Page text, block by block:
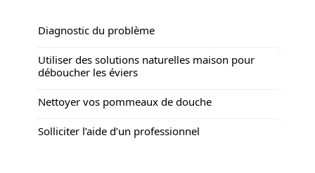
Diagnostic du problème
Utiliser des solutions naturelles maison pour
déboucher les éviers
Nettoyer vos pommeaux de douche
Solliciter l’aide d’un professionnel